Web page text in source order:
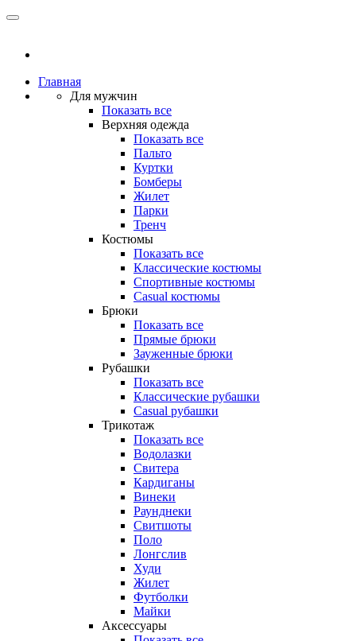
Главная
Для мужчин
Показать все
Верхняя одежда
Показать все
Пальто
Куртки
Бомберы
Жилет
Парки
Тренч
Костюмы
Показать все
Классические костюмы
Спортивные костюмы
Casual костюмы
Брюки
Показать все
Прямые брюки
Зауженные брюки
Рубашки
Показать все
Классические рубашки
Casual рубашки
Трикотаж
Показать все
Водолазки
Свитера
Кардиганы
Винеки
Раунднеки
Свитшоты
Поло
Лонгслив
Худи
Жилет
Футболки
Майки
Аксессуары